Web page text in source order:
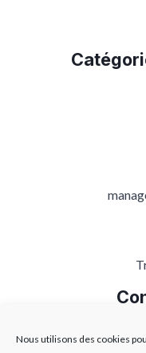
Nous utilisons des cookies